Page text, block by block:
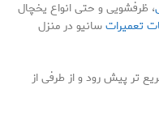
، ظرفشویی و حتی انواع یخچال
تعمیراتسانیو در منزل
تر پیش رود و از طرفی از